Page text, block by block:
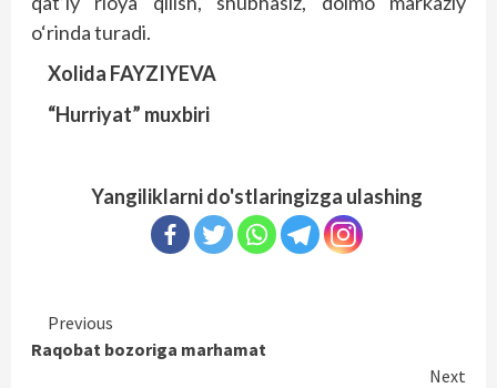
o‘rinda turadi.
Xolida FAYZIYEVA
“Hurriyat” muxbiri
Yangiliklarni do'stlaringizga ulashing
Continue
Reading
Previous
Raqobat bozoriga marhamat
Next